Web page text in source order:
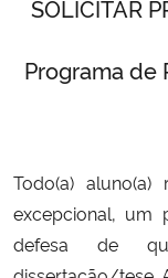
Ministério da Cidadania
Ministério da Saúde
Ministério da Ciência,
Ministério do Meio
SOLICITAR
Programa de
Todo(a)
excepcional, um
defesa de